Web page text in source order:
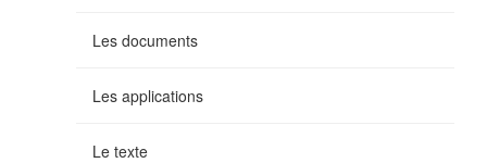
Les documents
Les applications
Le texte